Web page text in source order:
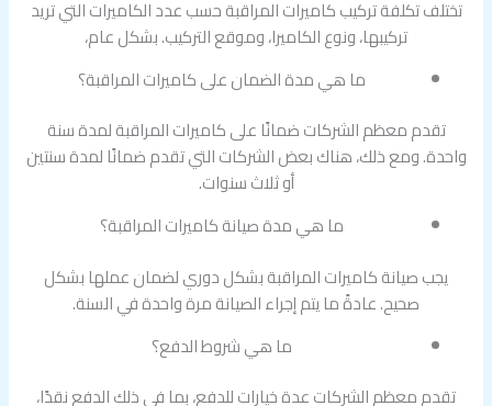
تختلف تكلفة تركيب كاميرات المراقبة حسب عدد الكاميرات التي تريد
تركيبها، ونوع الكاميرا، وموقع التركيب. بشكل عام،
ما هي مدة الضمان على كاميرات المراقبة؟
تقدم معظم الشركات ضمانًا على كاميرات المراقبة لمدة سنة
واحدة. ومع ذلك، هناك بعض الشركات التي تقدم ضمانًا لمدة سنتين
أو ثلاث سنوات.
ما هي مدة صيانة كاميرات المراقبة؟
يجب صيانة كاميرات المراقبة بشكل دوري لضمان عملها بشكل
صحيح. عادةً ما يتم إجراء الصيانة مرة واحدة في السنة.
ما هي شروط الدفع؟
تقدم معظم الشركات عدة خيارات للدفع، بما في ذلك الدفع نقدًا،